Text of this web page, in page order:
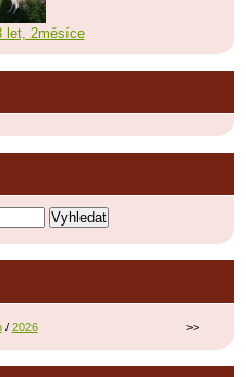
let, 2měsíce
/ 2026 >>